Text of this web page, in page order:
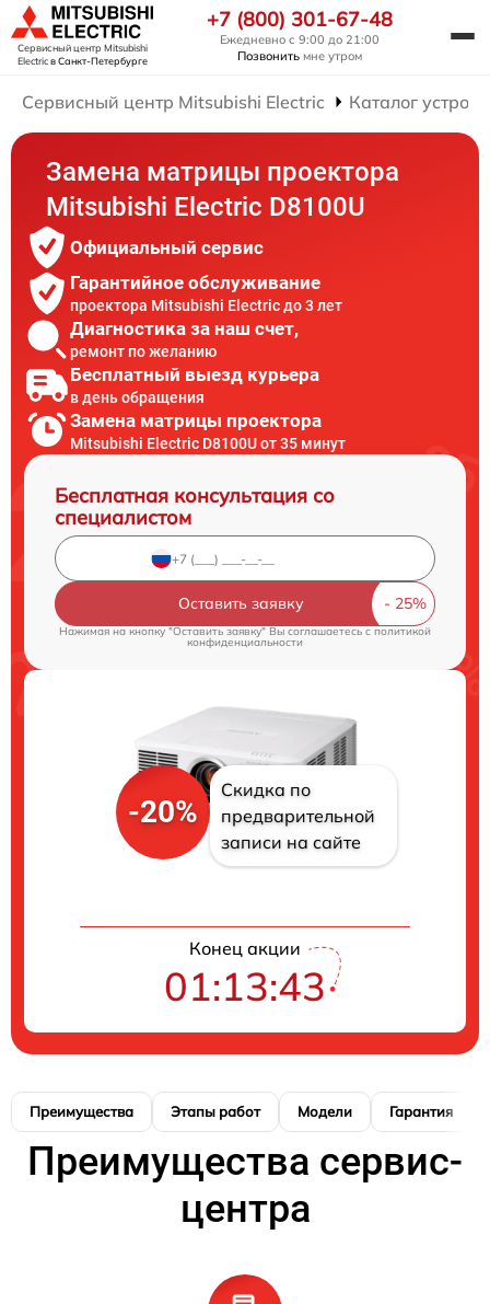
Сервисный центр Mitsubishi
Electricв Санкт-Петербурге
+7 (800) 301-67-48
Ежедневно с 9:00 до 21:00
Позвонить мне утром
Сервисный центр Mitsubishi Electric Каталог
Замена матрицы проектора
Mitsubishi Electric D8100U
Официальный сервис
Гарантийное обслуживание
проектора Mitsubishi Electric до 3 лет
Диагностика за наш счет,
ремонт по желанию
Бесплатный выезд курьера
в день обращения
Замена матрицы проектора
Mitsubishi Electric D8100U от 35 минут
Бесплатная консультация со
специалистом
Оставить заявку
Нажимая на кнопку "Оставить заявку" Вы соглашаетесь c политикой
конфиденциальности
-20%
Скидка по
предварительной
записи на сайте
Конец акции
01:13:42
Преимущества Этапы работ Модели Гарантия
Преимущества сервис-
центра